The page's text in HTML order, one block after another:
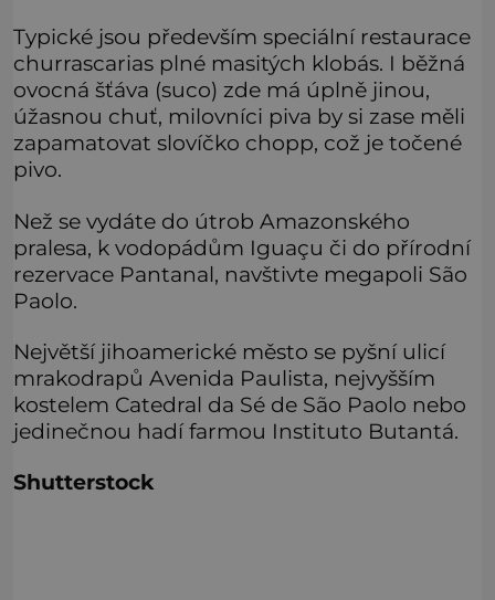
Typické jsou především speciální restaurace
churrascarias plné masitých klobás. I běžná
ovocná šťáva (suco) zde má úplně jinou,
úžasnou chuť, milovníci piva by si zase měli
zapamatovat slovíčko chopp, což je točené
pivo.
Než se vydáte do útrob Amazonského
pralesa, k vodopádům Iguaçu či do přírodní
rezervace Pantanal, navštivte megapoli São
Paolo.
Největší jihoamerické město se pyšní ulicí
mrakodrapů Avenida Paulista, nejvyšším
kostelem Catedral da Sé de São Paolo nebo
jedinečnou hadí farmou Instituto Butantá.
Shutterstock